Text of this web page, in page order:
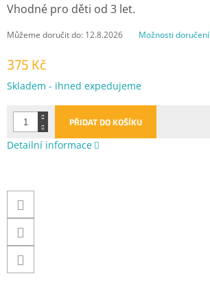
375 Kč
Měrná
Skladem - ihned expedujeme
Můžeme doručit do: 12.8.2026 Možnosti doručení
PŘIDAT DO KOŠÍKU
Vhodné pro děti od 3 let.
Detailní informace